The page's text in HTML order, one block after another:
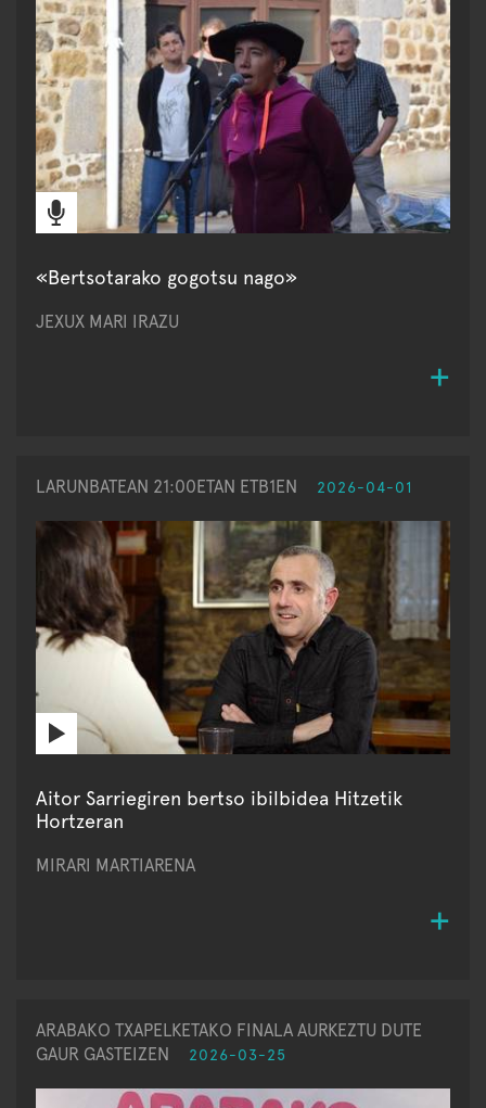
«Bertsotarako gogotsu nago»
JEXUX MARI IRAZU
LARUNBATEAN 21:00ETAN ETB1EN 2026-04-01
Aitor Sarriegiren bertso ibilbidea Hitzetik
Hortzeran
MIRARI MARTIARENA
ARABAKO TXAPELKETAKO FINALA AURKEZTU DUTE
GAUR GASTEIZEN
2026-03-25